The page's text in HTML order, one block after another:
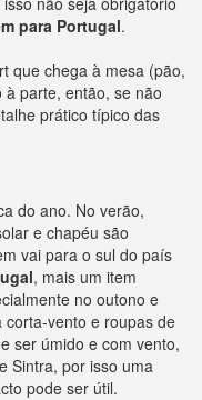
para Portugal.
que chega à mesa (pão,
parte, então, se não
prático típico das
do ano. No verão,
e chapéu são
vai para o sul do país
, mais um item
no outono e
corta-vento e roupas de
ser úmido e com vento,
Sintra, por isso uma
pode ser útil.